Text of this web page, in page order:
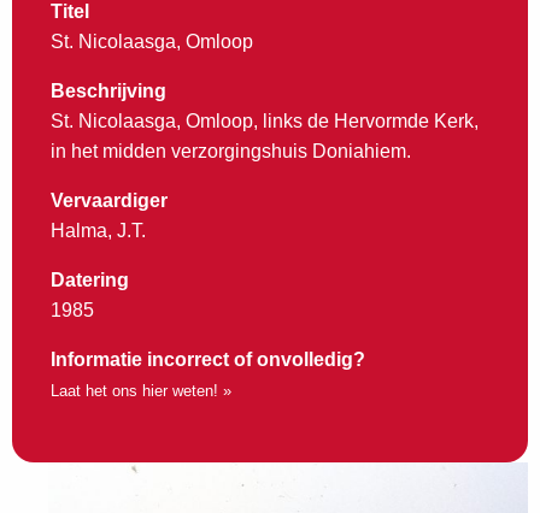
Titel
St. Nicolaasga, Omloop
Beschrijving
St. Nicolaasga, Omloop, links de Hervormde Kerk,
in het midden verzorgingshuis Doniahiem.
Vervaardiger
Halma, J.T.
Datering
1985
Informatie incorrect of onvolledig?
Laat het ons hier weten! »